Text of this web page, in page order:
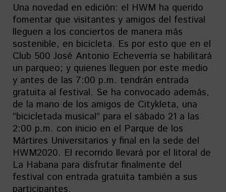
Una novedad en edición: el HWM ha querido
fomentar que visitantes y amigos del festival
lleguen a los conciertos de manera más
sostenible, en bicicleta. Es por esto que en el
Club 500 José Antonio Echeverría se habilitará
un parqueo; y quienes lleguen por este medio
y antes de las 7:00 p.m. tendrán entrada
gratuita al festival. Se ha convocado además,
de la mano de los amigos de Citykleta, una
“bicicletada musical” para el sábado 21 a las
2:00 p.m. con inicio en el Parque de los
Mártires Universitarios y final en la sede del
HWM2020. El recorrido llevará por el litoral de
La Habana para disfrutar finalmente del
festival con entrada gratuita también a sus
participantes.